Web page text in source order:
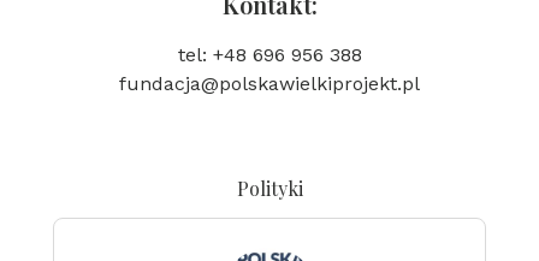
tel: +48 696 956 388
fundacja@polskawielkiprojekt.pl
Polityki